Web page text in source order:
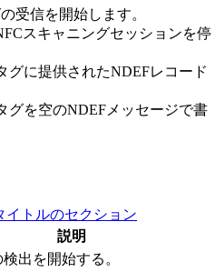
受信を開始します。
スキャニングセッションを停
グに提供されたNDEFレコード
グを空のNDEFメッセージで書
イトルのセクション
説明
出を開始する。